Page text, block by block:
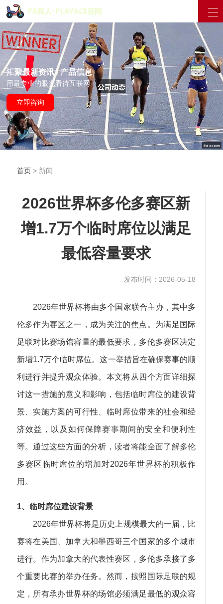
汇聚最新资讯 / 产品信息
用最专业的眼光看待互联网
立即咨询
首页> 新闻
2026世界杯多伦多赛区新
增1.7万个临时席位以满足
最低容量要求
发布时间：2026-05-18
2026年世界杯将由多个国家联合主办，其中多
伦多作为赛区之一，成为关注的焦点。为满足国际
足联对比赛场馆容量的最低要求，多伦多赛区决定
新增1.7万个临时席位。这一举措旨在确保赛事的顺
利进行并提升观众体验。本文将从四个方面详细探
讨这一措施的意义和影响，包括临时席位的建设背
景、实施方案的可行性、临时席位带来的社会和经
济效益，以及如何保障赛事期间的安全和便利性
等。通过这些方面的分析，读者将能全面了解多伦
多赛区临时席位的增加对2026年世界杯的积极作
用。
1、临时席位建设背景
2026年世界杯将是历史上规模最大的一届，比
赛将在美国、加拿大和墨西哥三个国家的多个城市
进行。作为加拿大的代表性赛区，多伦多承接了多
个重要比赛的举办任务。然而，按照国际足联的规
定，所有承办世界杯的场馆必须满足最低的观众容